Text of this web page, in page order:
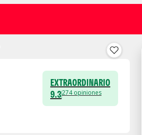
EXTRAORDINARIO
9.3274 opiniones